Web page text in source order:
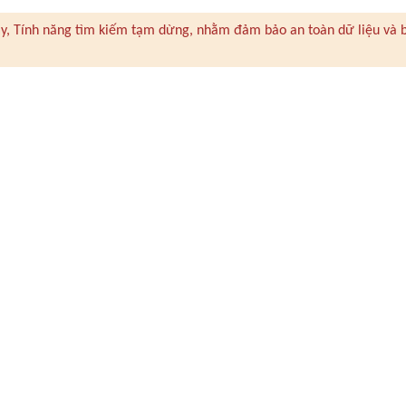
Tính năng tìm kiếm tạm dừng, nhằm đảm bảo an toàn dữ liệu và